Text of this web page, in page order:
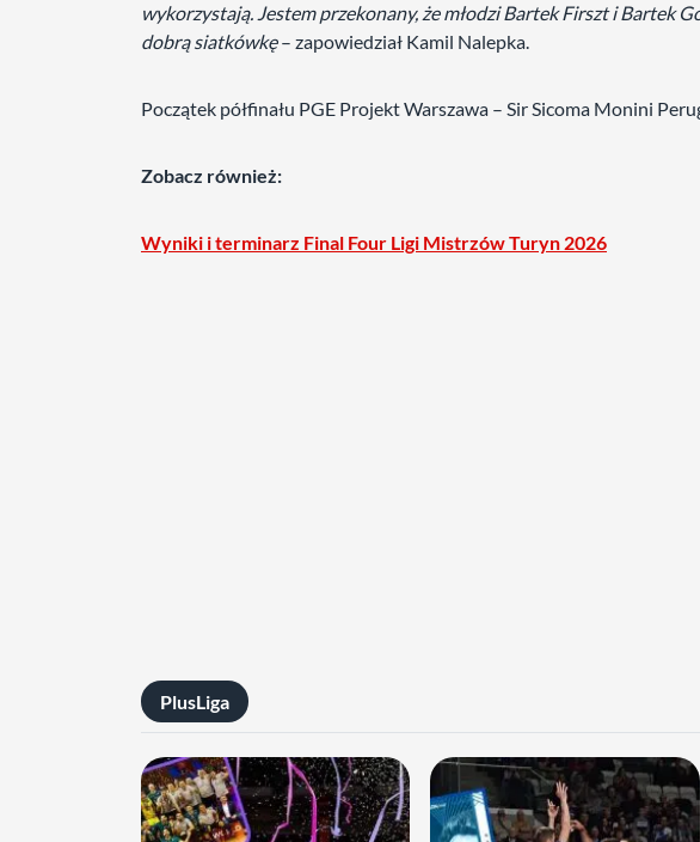
wykorzystają. Jestem przekonany, że młodzi Bartek Firszt i Bartek
dobrą siatkówkę– zapowiedział Kamil Nalepka.
Początek półfinału PGE Projekt Warszawa – Sir Sicoma Monini
Zobacz również:
Wyniki i terminarz Final Four Ligi Mistrzów Turyn 2026
PlusLiga